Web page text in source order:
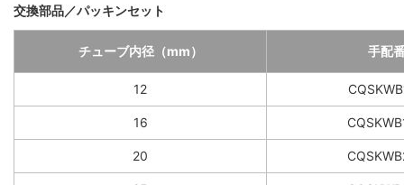
交換部品／パッキンセット
チューブ内径（mm） 手配
12
16
20